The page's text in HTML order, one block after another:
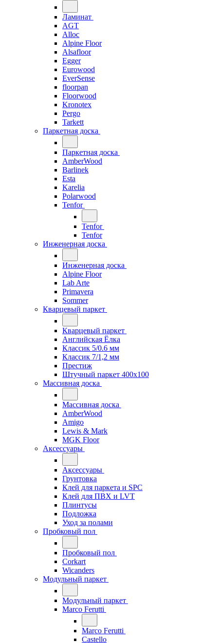
Ламинат
AGT
Alloc
Alpine Floor
Alsafloor
Egger
Eurowood
EverSense
floorpan
Floorwood
Kronotex
Pergo
Tarkett
Паркетная доска
Паркетная доска
AmberWood
Barlinek
Esta
Karelia
Polarwood
Tenfor
Tenfor
Tenfor
Инженерная доска
Инженерная доска
Alpine Floor
Lab Arte
Primavera
Sommer
Кварцевый паркет
Кварцевый паркет
Английская Ёлка
Классик 5/0.6 мм
Классик 7/1,2 мм
Престиж
Штучный паркет 400x100
Массивная доска
Массивная доска
AmberWood
Amigo
Lewis & Mark
MGK Floor
Аксессуары
Аксессуары
Грунтовка
Клей для паркета и SPC
Клей для ПВХ и LVT
Плинтусы
Подложка
Уход за полами
Пробковый пол
Пробковый пол
Corkart
Wicanders
Модульный паркет
Модульный паркет
Marco Ferutti
Marco Ferutti
Castello